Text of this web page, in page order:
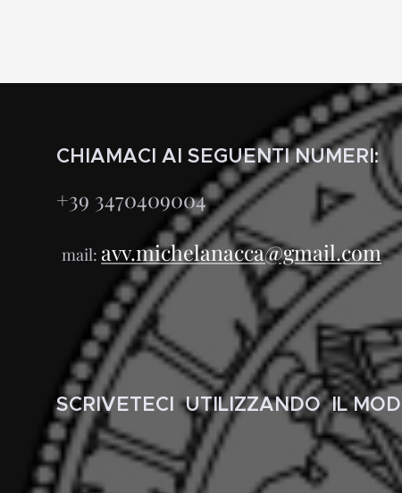
CHIAMACI AI SEGUENTI NUMERI:
+39 3470409004
mail: avv.michelanacca@gmail.com
SCRIVETECI UTILIZZANDO IL